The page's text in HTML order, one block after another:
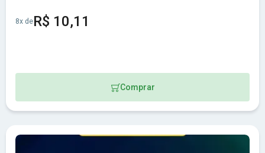
8x deR$ 10,11
Comprar